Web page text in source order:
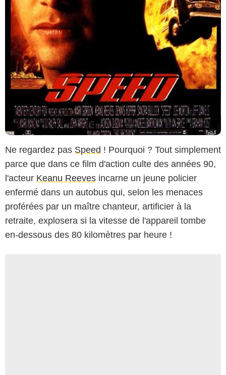
Ne regardez pas Speed ! Pourquoi ? Tout simplement
parce que dans ce film d'action culte des années 90,
l'acteur Keanu Reeves incarne un jeune policier
enfermé dans un autobus qui, selon les menaces
proférées par un maître chanteur, artificier à la
retraite, explosera si la vitesse de l'appareil tombe
en-dessous des 80 kilomètres par heure !